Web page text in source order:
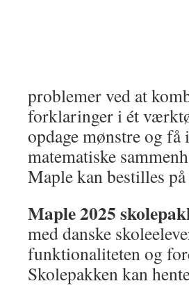
problemer ved at
forklaringer i ét
opdage mønstre og få
matematiske
Maple kan bestilles på
Maple 2025
med danske
funktionaliteten og
Skolepakken kan